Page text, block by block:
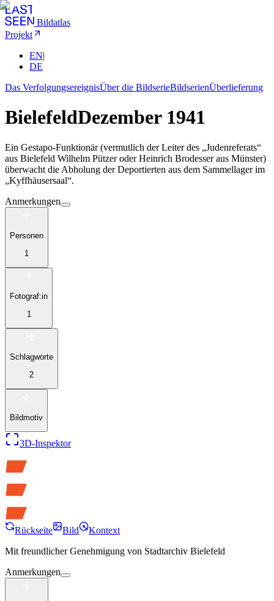
Bildatlas
Projekt
EN|
DE
Das VerfolgungsereignisÜber die BildserieBildserienÜberlieferung
BielefeldDezember 1941
Ein Gestapo-Funktionär (vermutlich der Leiter des „Judenreferats“
aus Bielefeld Wilhelm Pützer oder Heinrich Brodesser aus Münster)
überwacht die Abholung der Deportierten aus dem Sammellager im
„Kyffhäusersaal“.
Anmerkungen
Personen
1
Fotograf:in
1
Schlagworte
2
Bildmotiv
3D-Inspektor
Rückseite Bild
Kontext
Mit freundlicher Genehmigung von Stadtarchiv Bielefeld
Anmerkungen